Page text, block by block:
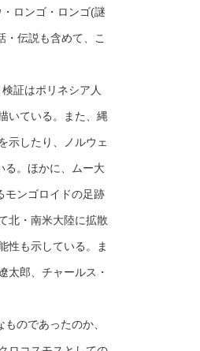
ロンゴ・ロンゴ(謎
伝説も含めて、こ
証はポリネシア人
いている。また、縄
示したり、ノルウェ
る。ほかに、ムー大
モンゴロイドの足跡
北・南米大陸に拡散
性も示している。ま
太郎、チャールス・
のであったのか、